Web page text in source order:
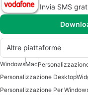
Invia SMS
Altre piattaforme
WindowsMac
Personalizzazione Desktop
Personalizzazione Per